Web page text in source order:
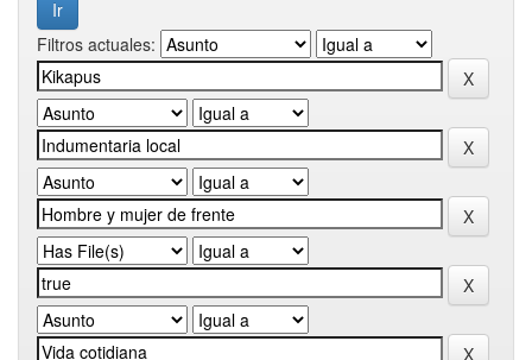
Filtros actuales: